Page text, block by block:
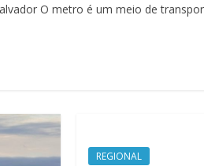
O metro é um meio de
REGIONAL